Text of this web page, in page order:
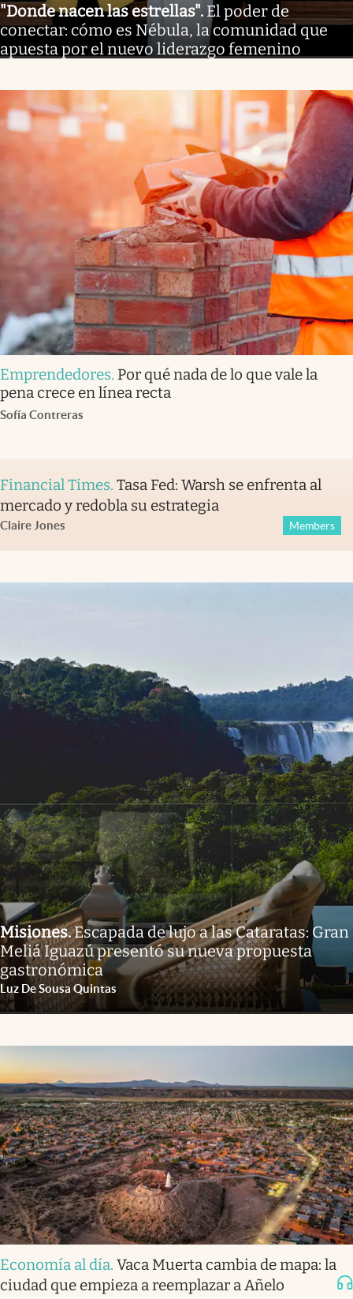
"Donde nacen las estrellas". El poder de
conectar: cómo es Nébula, la comunidad que
apuesta por el nuevo liderazgo femenino
Emprendedores. Por qué nada de lo que vale la
pena crece en línea recta
Sofía Contreras
Financial Times. Tasa Fed: Warsh se enfrenta al
mercado y redobla su estrategia
Claire Jones Members
Misiones.Escapada de lujo a las Cataratas: Gran
Meliá Iguazú presentó su nueva propuesta
gastronómica
Luz De Sousa Quintas
Economía al día. Vaca Muerta cambia de mapa: la
ciudad que empieza a reemplazar a Añelo